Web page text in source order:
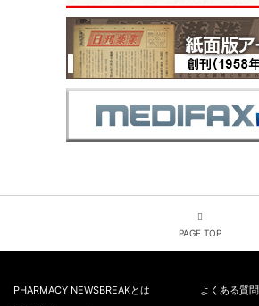
PAGE TOP
PHARMACY NEWSBREAKとは
よくある質問